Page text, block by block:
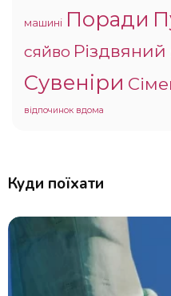
машині Поради
сяйво
Сувеніри
відпочинок вдома
Куди поїхати